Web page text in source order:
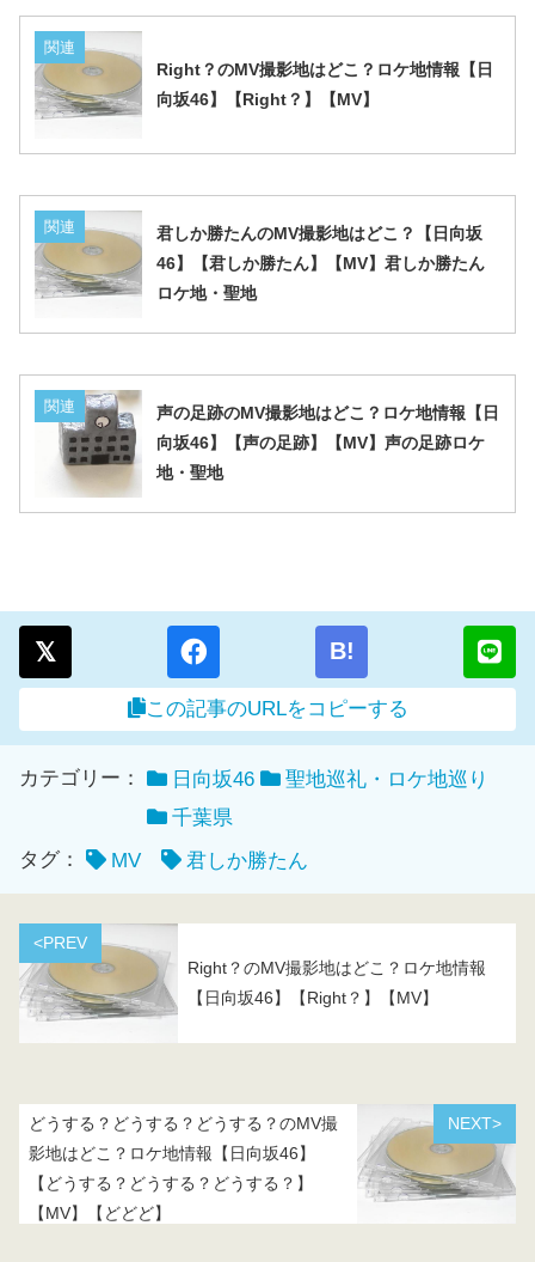
関連
Right？のMV撮影地はどこ？ロケ地情報【日
向坂46】【Right？】【MV】
関連
君しか勝たんのMV撮影地はどこ？【日向坂
46】【君しか勝たん】【MV】君しか勝たん
ロケ地・聖地
関連
声の足跡のMV撮影地はどこ？ロケ地情報【日
向坂46】【声の足跡】【MV】声の足跡ロケ
地・聖地
B!
この記事のURLをコピーする
カテゴリー： 日向坂46
聖地巡礼・ロケ地巡り
千葉県
タグ：
MV 君しか勝たん
<PREV
Right？のMV撮影地はどこ？ロケ地情報
【日向坂46】【Right？】【MV】
NEXT>
どうする？どうする？どうする？のMV撮
影地はどこ？ロケ地情報【日向坂46】
【どうする？どうする？どうする？】
【MV】【どどど】